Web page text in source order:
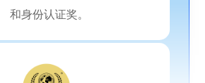
和身份认证奖。